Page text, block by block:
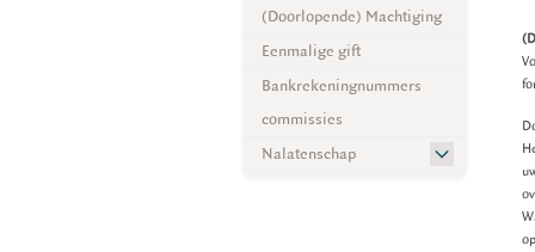
(Doorlopende) Machtiging
Eenmalige gift
Bankrekeningnummers
commissies
Nalatenschap